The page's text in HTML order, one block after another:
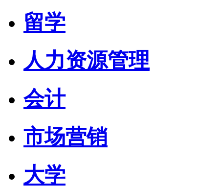
留学
人力资源管理
会计
市场营销
大学